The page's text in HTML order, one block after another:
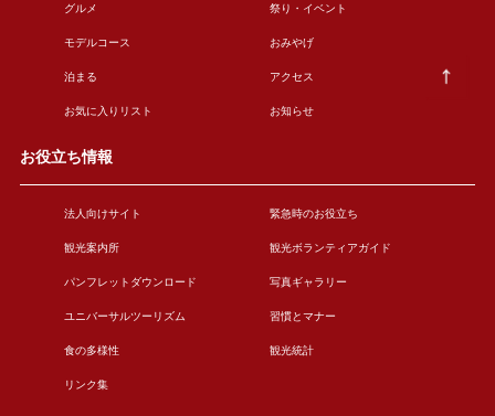
グルメ 祭り・イベント
モデルコース おみやげ
泊まる アクセス
お気に入りリスト お知らせ
お役立ち情報
法人向けサイト 緊急時のお役立ち
観光案内所 観光ボランティアガイド
パンフレットダウンロード 写真ギャラリー
ユニバーサルツーリズム 習慣とマナー
食の多様性 観光統計
リンク集